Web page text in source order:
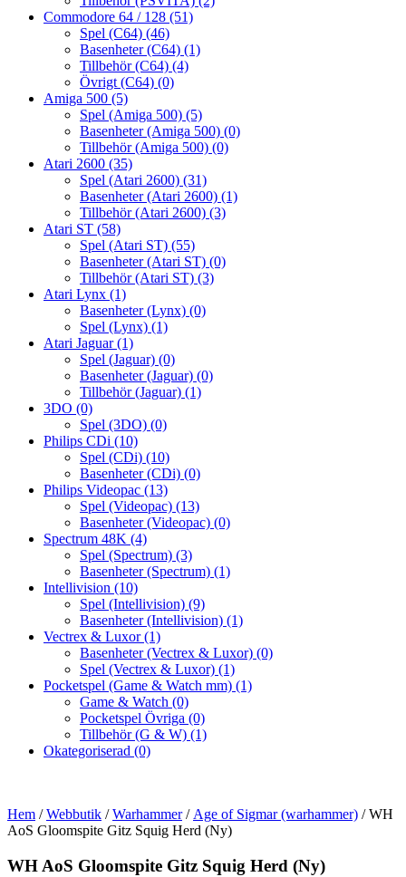
Commodore 64 / 128 (51)
Spel (C64) (46)
Basenheter (C64) (1)
Tillbehör (C64) (4)
Övrigt (C64) (0)
Amiga 500 (5)
Spel (Amiga 500) (5)
Basenheter (Amiga 500) (0)
Tillbehör (Amiga 500) (0)
Atari 2600 (35)
Spel (Atari 2600) (31)
Basenheter (Atari 2600) (1)
Tillbehör (Atari 2600) (3)
Atari ST (58)
Spel (Atari ST) (55)
Basenheter (Atari ST) (0)
Tillbehör (Atari ST) (3)
Atari Lynx (1)
Basenheter (Lynx) (0)
Spel (Lynx) (1)
Atari Jaguar(1)
Spel (Jaguar) (0)
Basenheter (Jaguar) (0)
Tillbehör (Jaguar) (1)
3DO (0)
Spel (3DO) (0)
Philips CDi (10)
Spel (CDi) (10)
Basenheter (CDi) (0)
Philips Videopac (13)
Spel (Videopac) (13)
Basenheter (Videopac) (0)
Spectrum 48K (4)
Spel (Spectrum) (3)
Basenheter (Spectrum) (1)
Intellivision (10)
Spel (Intellivision) (9)
Basenheter (Intellivision) (1)
Vectrex & Luxor(1)
Basenheter (Vectrex & Luxor) (0)
Spel (Vectrex & Luxor) (1)
Pocketspel (Game & Watch mm) (1)
Game & Watch (0)
Pocketspel Övriga (0)
Tillbehör (G & W) (1)
Okategoriserad (0)
Hem /Webbutik /Warhammer/ Age of Sigmar (warhammer) / WH
AoS Gloomspite Gitz Squig Herd (Ny)
WH AoS Gloomspite Gitz Squig Herd (Ny)